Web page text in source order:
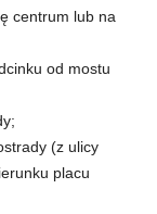
centrum lub na
od mostu
(z ulicy
placu